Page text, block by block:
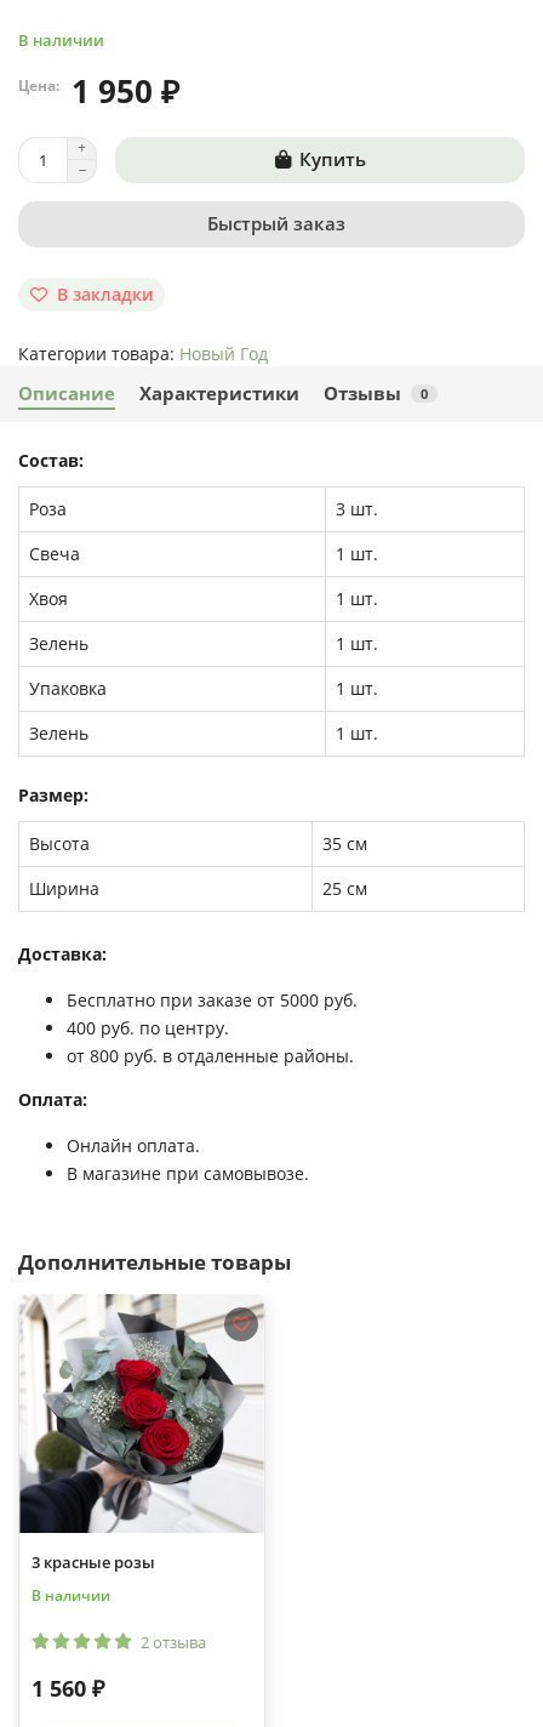
В наличии
Цена: 1 950 ₽
Купить
Быстрый заказ
В закладки
Категории товара: Новый Год
Описание Характеристики Отзывы 0
Состав:
Роза
3 шт.
Свеча
1 шт.
Хвоя
1 шт.
Зелень
1 шт.
Упаковка
1 шт.
Зелень
1 шт.
Размер:
Высота
35 см
Ширина
25 см
Доставка:
Бесплатно при заказе от 5000 руб.
400 руб. по центру.
от 800 руб. в отдаленные районы.
Оплата:
Онлайн оплата.
В магазине при самовывозе.
Дополнительные товары
3 красные розы
В наличии
2 отзыва
1 560 ₽